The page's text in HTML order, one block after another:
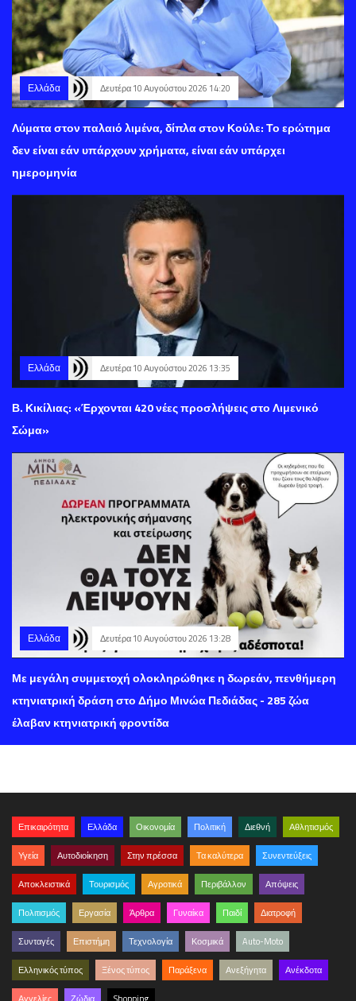
Ελλάδα Δευτέρα 10 Αυγούστου 2026 14:20
Λύματα στον παλαιό λιμένα, δίπλα στον Κούλε: Το ερώτημα
δεν είναι εάν υπάρχουν χρήματα, είναι εάν υπάρχει
ημερομηνία
Ελλάδα Δευτέρα 10 Αυγούστου 2026 13:35
Β. Κικίλιας: «Έρχονται 420 νέες προσλήψεις στο Λιμενικό
Σώμα»
Ελλάδα Δευτέρα 10 Αυγούστου 2026 13:28
Με μεγάλη συμμετοχή ολοκληρώθηκε η δωρεάν, πενθήμερη
κτηνιατρική δράση στο Δήμο Μινώα Πεδιάδας - 285 ζώα
έλαβαν κτηνιατρική φροντίδα
Επικαιρότητα Ελλάδα Οικονομία Πολιτική Διεθνή Αθλητισμός
Υγεία Αυτοδιοίκηση Στην πρέσσα Τα καλύτερα Συνεντεύξεις
Αποκλειστικά Τουρισμός Αγροτικά Περιβάλλον Απόψεις
Πολιτισμός Εργασία Άρθρα Γυναίκα Παιδί Διατροφή
Συνταγές Επιστήμη Τεχνολογία Κοσμικά Auto-Moto
Ελληνικός τύπος Ξένος τύπος Παράξενα Ανεξήγητα Ανέκδοτα